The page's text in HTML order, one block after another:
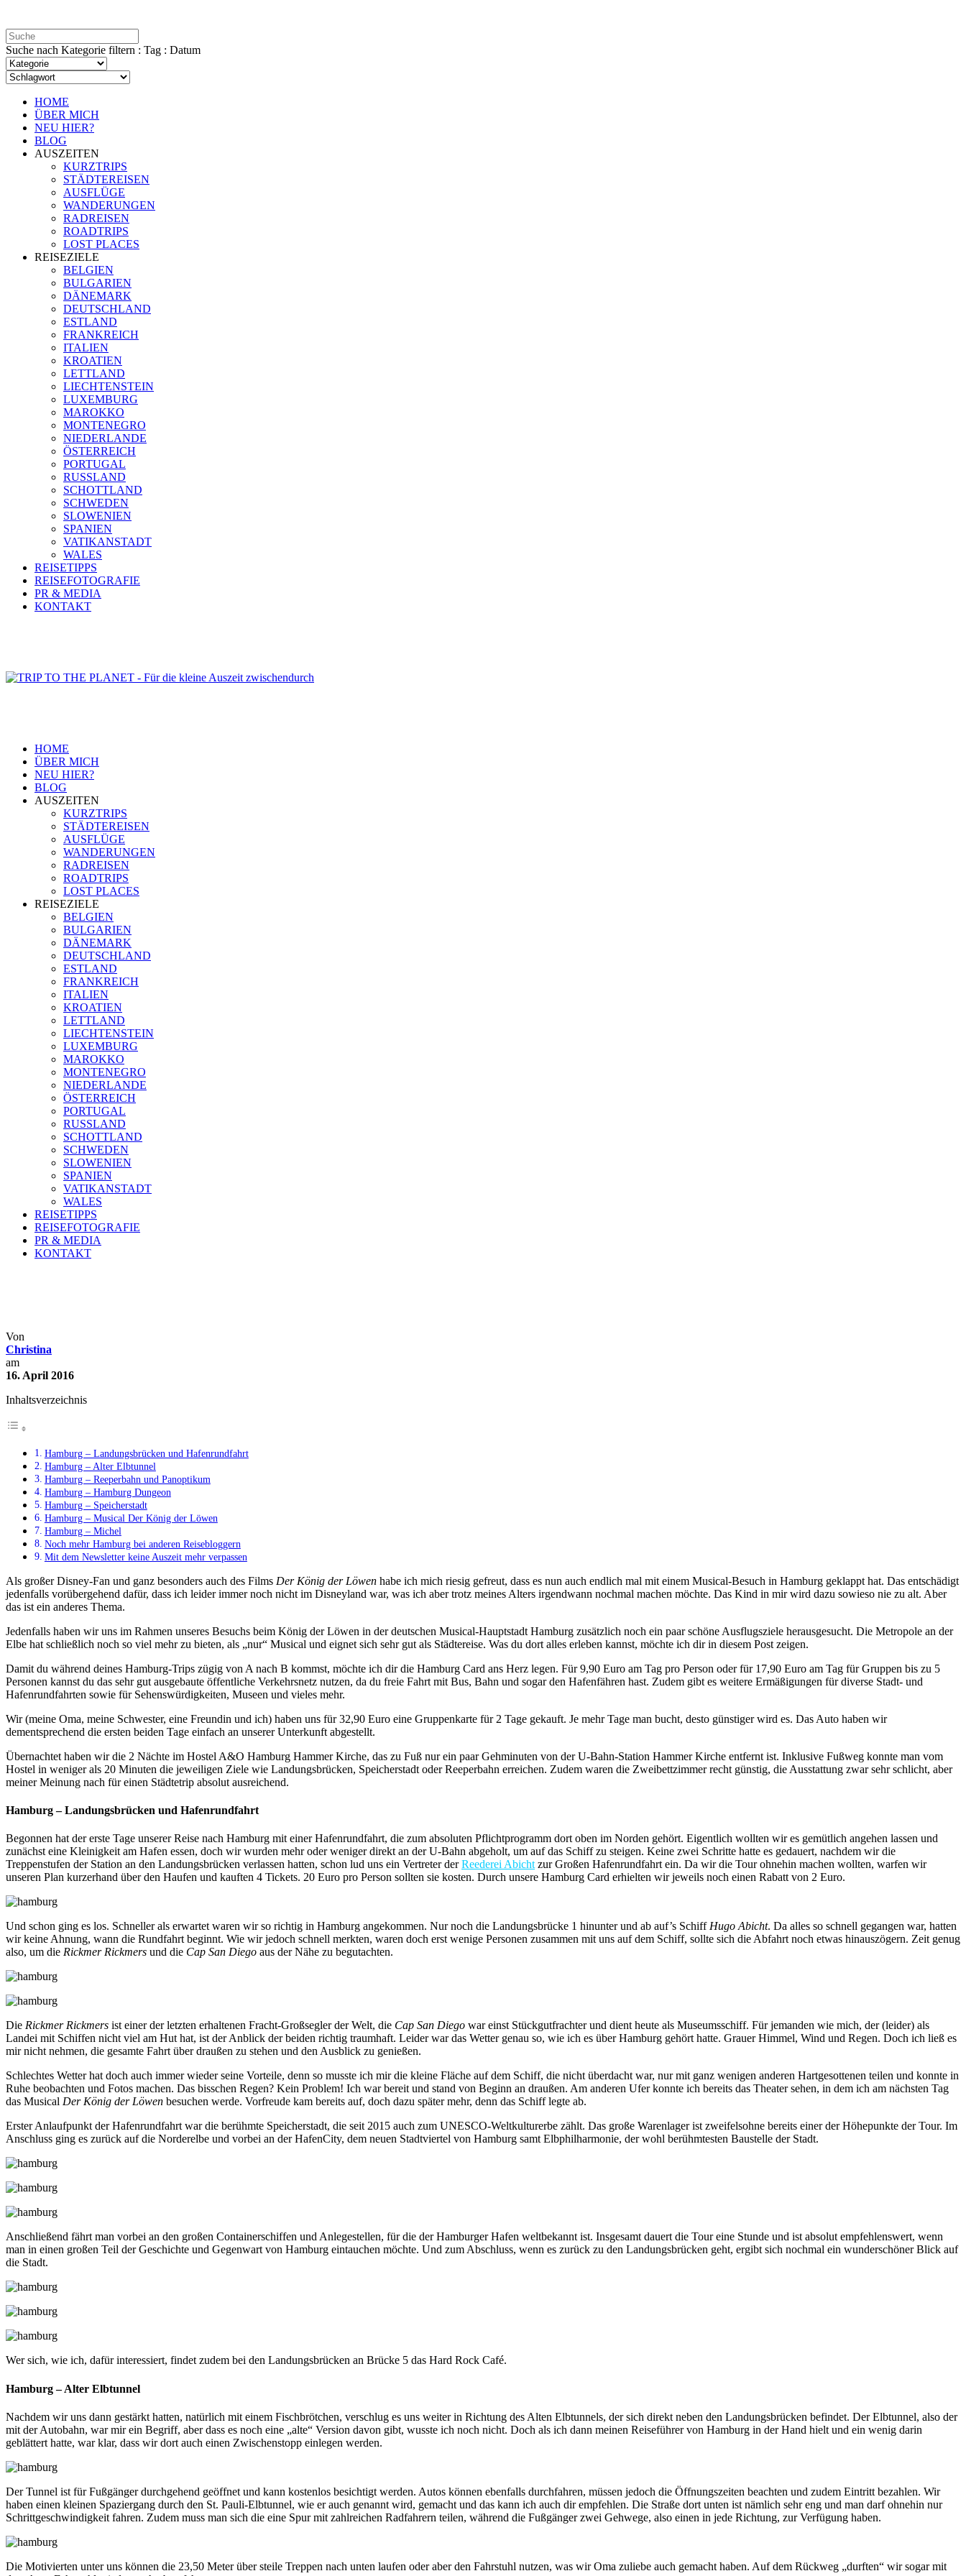
Suche nach Kategorie filtern : Tag : Datum
HOME
ÜBER MICH
NEU HIER?
BLOG
AUSZEITEN
KURZTRIPS
STÄDTEREISEN
AUSFLÜGE
WANDERUNGEN
RADREISEN
ROADTRIPS
LOST PLACES
REISEZIELE
BELGIEN
BULGARIEN
DÄNEMARK
DEUTSCHLAND
ESTLAND
FRANKREICH
ITALIEN
KROATIEN
LETTLAND
LIECHTENSTEIN
LUXEMBURG
MAROKKO
MONTENEGRO
NIEDERLANDE
ÖSTERREICH
PORTUGAL
RUSSLAND
SCHOTTLAND
SCHWEDEN
SLOWENIEN
SPANIEN
VATIKANSTADT
WALES
REISETIPPS
REISEFOTOGRAFIE
PR & MEDIA
KONTAKT
HOME
ÜBER MICH
NEU HIER?
BLOG
AUSZEITEN
KURZTRIPS
STÄDTEREISEN
AUSFLÜGE
WANDERUNGEN
RADREISEN
ROADTRIPS
LOST PLACES
REISEZIELE
BELGIEN
BULGARIEN
DÄNEMARK
DEUTSCHLAND
ESTLAND
FRANKREICH
ITALIEN
KROATIEN
LETTLAND
LIECHTENSTEIN
LUXEMBURG
MAROKKO
MONTENEGRO
NIEDERLANDE
ÖSTERREICH
PORTUGAL
RUSSLAND
SCHOTTLAND
SCHWEDEN
SLOWENIEN
SPANIEN
VATIKANSTADT
WALES
REISETIPPS
REISEFOTOGRAFIE
PR & MEDIA
KONTAKT
Von
Christina
am
16. April 2016
Inhaltsverzeichnis
Hamburg – Landungsbrücken und Hafenrundfahrt
Hamburg – Alter Elbtunnel
Hamburg – Reeperbahn und Panoptikum
Hamburg – Hamburg Dungeon
Hamburg – Speicherstadt
Hamburg – Musical Der König der Löwen
Hamburg – Michel
Noch mehr Hamburg bei anderen Reisebloggern
Mit dem Newsletter keine Auszeit mehr verpassen
Als großer Disney-Fan und ganz besonders auch des Films Der König der Löwen habe ich mich riesig gefreut, dass es nun auch endlich mal mit einem Musical-Besuch in Hamburg geklappt hat. Das entschädigt
jedenfalls vorübergehend dafür, dass ich leider immer noch nicht im Disneyland war, was ich aber trotz meines Alters irgendwann nochmal machen möchte. Das Kind in mir wird dazu sowieso nie zu alt. Aber
das ist ein anderes Thema.
Jedenfalls haben wir uns im Rahmen unseres Besuchs beim König der Löwen in der deutschen Musical-Hauptstadt Hamburg zusätzlich noch ein paar schöne Ausflugsziele herausgesucht. Die Metropole an der
Elbe hat schließlich noch so viel mehr zu bieten, als „nur“ Musical und eignet sich sehr gut als Städtereise. Was du dort alles erleben kannst, möchte ich dir in diesem Post zeigen.
Damit du während deines Hamburg-Trips zügig von A nach B kommst, möchte ich dir die Hamburg Card ans Herz legen. Für 9,90 Euro am Tag pro Person oder für 17,90 Euro am Tag für Gruppen bis zu 5
Personen kannst du das sehr gut ausgebaute öffentliche Verkehrsnetz nutzen, da du freie Fahrt mit Bus, Bahn und sogar den Hafenfähren hast. Zudem gibt es weitere Ermäßigungen für diverse Stadt- und
Hafenrundfahrten sowie für Sehenswürdigkeiten, Museen und vieles mehr.
Wir (meine Oma, meine Schwester, eine Freundin und ich) haben uns für 32,90 Euro eine Gruppenkarte für 2 Tage gekauft. Je mehr Tage man bucht, desto günstiger wird es. Das Auto haben wir
dementsprechend die ersten beiden Tage einfach an unserer Unterkunft abgestellt.
Übernachtet haben wir die 2 Nächte im Hostel A&O Hamburg Hammer Kirche, das zu Fuß nur ein paar Gehminuten von der U-Bahn-Station Hammer Kirche entfernt ist. Inklusive Fußweg konnte man vom
Hostel in weniger als 20 Minuten die jeweiligen Ziele wie Landungsbrücken, Speicherstadt oder Reeperbahn erreichen. Zudem waren die Zweibettzimmer recht günstig, die Ausstattung zwar sehr schlicht, aber
meiner Meinung nach für einen Städtetrip absolut ausreichend.
Hamburg – Landungsbrücken und Hafenrundfahrt
Begonnen hat der erste Tage unserer Reise nach Hamburg mit einer Hafenrundfahrt, die zum absoluten Pflichtprogramm dort oben im Norden gehört. Eigentlich wollten wir es gemütlich angehen lassen und
zunächst eine Kleinigkeit am Hafen essen, doch wir wurden mehr oder weniger direkt an der U-Bahn abgeholt, um auf das Schiff zu steigen. Keine zwei Schritte hatte es gedauert, nachdem wir die
Treppenstufen der Station an den Landungsbrücken verlassen hatten, schon lud uns ein Vertreter derReederei Abichtzur Großen Hafenrundfahrt ein. Da wir die Tour ohnehin machen wollten, warfen wir
unseren Plan kurzerhand über den Haufen und kauften 4 Tickets. 20 Euro pro Person sollten sie kosten. Durch unsere Hamburg Card erhielten wir jeweils noch einen Rabatt von 2 Euro.
Und schon ging es los. Schneller als erwartet waren wir so richtig in Hamburg angekommen. Nur noch die Landungsbrücke 1 hinunter und ab auf’s SchiffHugo Abicht. Da alles so schnell gegangen war, hatten
wir keine Ahnung, wann die Rundfahrt beginnt. Wie wir jedoch schnell merkten, waren doch erst wenige Personen zusammen mit uns auf dem Schiff, sollte sich die Abfahrt noch etwas hinauszögern. Zeit genug
also, um die Rickmer Rickmers und die Cap San Diego aus der Nähe zu begutachten.
Die Rickmer Rickmers ist einer der letzten erhaltenen Fracht-Großsegler der Welt, die Cap San Diego war einst Stückgutfrachter und dient heute als Museumsschiff. Für jemanden wie mich, der (leider) als
Landei mit Schiffen nicht viel am Hut hat, ist der Anblick der beiden richtig traumhaft. Leider war das Wetter genau so, wie ich es über Hamburg gehört hatte. Grauer Himmel, Wind und Regen. Doch ich ließ es
mir nicht nehmen, die gesamte Fahrt über draußen zu stehen und den Ausblick zu genießen.
Schlechtes Wetter hat doch auch immer wieder seine Vorteile, denn so musste ich mir die kleine Fläche auf dem Schiff, die nicht überdacht war, nur mit ganz wenigen anderen Hartgesottenen teilen und konnte in
Ruhe beobachten und Fotos machen. Das bisschen Regen? Kein Problem! Ich war bereit und stand von Beginn an draußen. Am anderen Ufer konnte ich bereits das Theater sehen, in dem ich am nächsten Tag
das Musical Der König der Löwen besuchen werde. Vorfreude kam bereits auf, doch dazu später mehr, denn das Schiff legte ab.
Erster Anlaufpunkt der Hafenrundfahrt war die berühmte Speicherstadt, die seit 2015 auch zum UNESCO-Weltkulturerbe zählt. Das große Warenlager ist zweifelsohne bereits einer der Höhepunkte der Tour. Im
Anschluss ging es zurück auf die Norderelbe und vorbei an der HafenCity, dem neuen Stadtviertel von Hamburg samt Elbphilharmonie, der wohl berühmtesten Baustelle der Stadt.
Anschließend fährt man vorbei an den großen Containerschiffen und Anlegestellen, für die der Hamburger Hafen weltbekannt ist. Insgesamt dauert die Tour eine Stunde und ist absolut empfehlenswert, wenn
man in einen großen Teil der Geschichte und Gegenwart von Hamburg eintauchen möchte. Und zum Abschluss, wenn es zurück zu den Landungsbrücken geht, ergibt sich nochmal ein wunderschöner Blick auf
die Stadt.
Wer sich, wie ich, dafür interessiert, findet zudem bei den Landungsbrücken an Brücke 5 das Hard Rock Café.
Hamburg – Alter Elbtunnel
Nachdem wir uns dann gestärkt hatten, natürlich mit einem Fischbrötchen, verschlug es uns weiter in Richtung des Alten Elbtunnels, der sich direkt neben den Landungsbrücken befindet. Der Elbtunnel, also der
mit der Autobahn, war mir ein Begriff, aber dass es noch eine „alte“ Version davon gibt, wusste ich noch nicht. Doch als ich dann meinen Reiseführer von Hamburg in der Hand hielt und ein wenig darin
geblättert hatte, war klar, dass wir dort auch einen Zwischenstopp einlegen werden.
Der Tunnel ist für Fußgänger durchgehend geöffnet und kann kostenlos besichtigt werden. Autos können ebenfalls durchfahren, müssen jedoch die Öffnungszeiten beachten und zudem Eintritt bezahlen. Wir
haben einen kleinen Spaziergang durch den St. Pauli-Elbtunnel, wie er auch genannt wird, gemacht und das kann ich auch dir empfehlen. Die Straße dort unten ist nämlich sehr eng und man darf ohnehin nur
Schrittgeschwindigkeit fahren. Zudem muss man sich die eine Spur mit zahlreichen Radfahrern teilen, während die Fußgänger zwei Gehwege, also einen in jede Richtung, zur Verfügung haben.
Die Motivierten unter uns können die 23,50 Meter über steile Treppen nach unten laufen oder aber den Fahrstuhl nutzen, was wir Oma zuliebe auch gemacht haben. Auf dem Rückweg „durften“ wir sogar mit